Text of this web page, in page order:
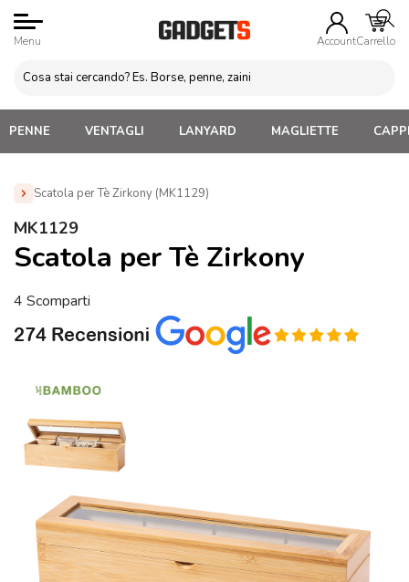
Menu AccountCarrello
PENNE VENTAGLI LANYARD MAGLIETTE
Scatola per Tè Zirkony (MK1129)
Home »
Scatola per Tè Zirkony (MK1129)
MK1129
Scatola per Tè Zirkony
4 Scomparti